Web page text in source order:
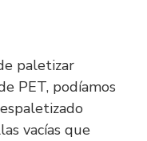
paletizar
PET, podíamos
vacías que